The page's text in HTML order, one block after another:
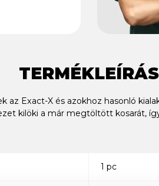
TERMÉKLEÍRÁS
Exact-X és azokhoz hasonló
kilöki a már megtöltött kosarát,
1 pc